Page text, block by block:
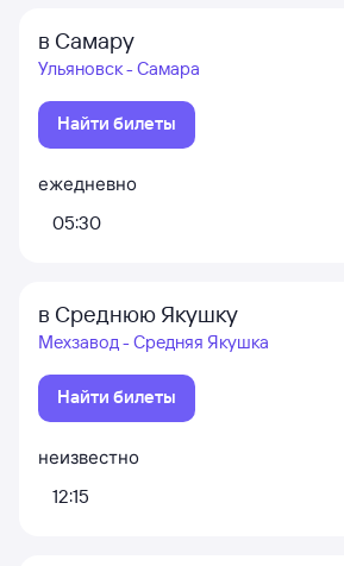
в Самару
Ульяновск - Самара
Найти билеты
ежедневно
05:30
в Среднюю Якушку
Мехзавод - Средняя Якушка
Найти билеты
неизвестно
12:15